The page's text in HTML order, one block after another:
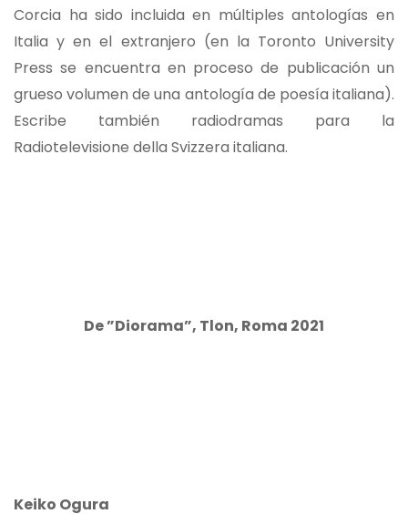
Corcia ha sido incluida en múltiples antologías en
Italia y en el extranjero (en la Toronto University
Press se encuentra en proceso de publicación un
grueso volumen de una antología de poesía italiana).
Escribe también radiodramas para la
Radiotelevisione della Svizzera italiana.
De ”Diorama”, Tlon, Roma 2021
Keiko Ogura